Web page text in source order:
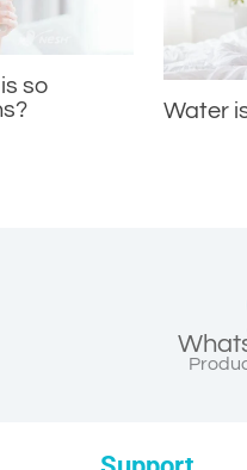
so
Water